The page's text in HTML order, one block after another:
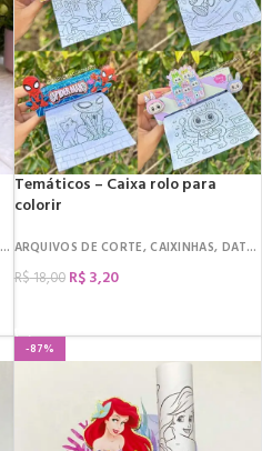
,DATAS COMEMORATIVAS, DIA
Temáticos – Caixa rolo para
colorir
ARQUIVOS DE CORTE,CAIXINHAS, DATAS COMEMORATIVAS
R$18,00 R$3,20
-87%